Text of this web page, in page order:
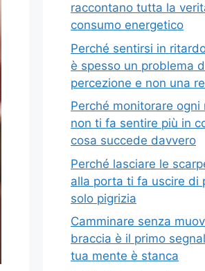
raccontano tutta la
consumo energetico
Perché sentirsi in
è spesso un problema
percezione e non una
Perché monitorare ogni
non ti fa sentire più in
cosa succede davvero
Perché lasciare le
alla porta ti fa uscire di
solo pigrizia
Camminare senza
braccia è il primo
tua mente è stanca